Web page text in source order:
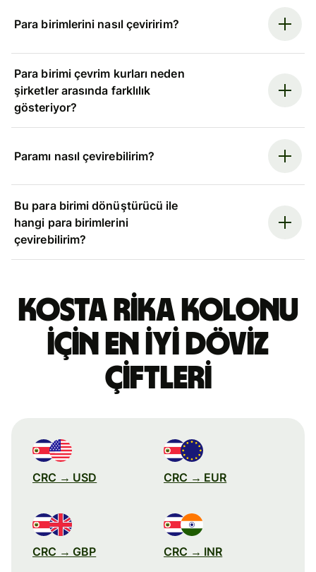
Para birimlerini nasıl çeviririm?
Para birimi çevrim kurları neden
şirketler arasında farklılık
gösteriyor?
Paramı nasıl çevirebilirim?
Bu para birimi dönüştürücü ile
hangi para birimlerini
çevirebilirim?
Kosta Rika kolonu
için en iyi döviz
çiftleri
CRC → USD CRC → EUR
CRC → GBP CRC → INR